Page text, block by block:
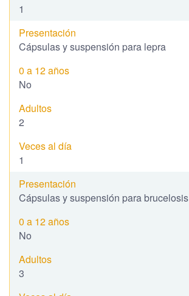
1
Cápsulas y suspensión para lepra
No
2
1
Cápsulas y suspensión para brucelosis
No
3